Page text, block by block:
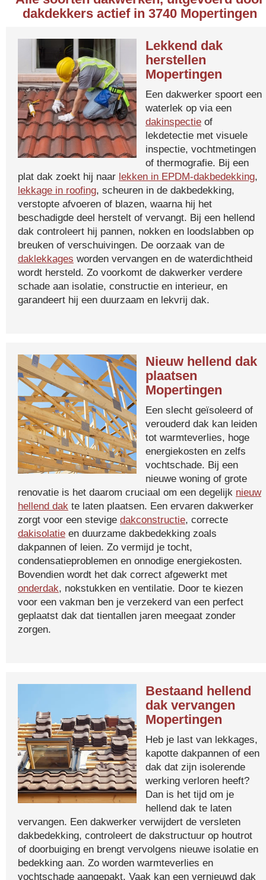
dakdekkers actief in 3740 Mopertingen
Lekkend dak
herstellen
Mopertingen
Een dakwerker spoort een
waterlek op via een
dakinspectie of
lekdetectie met visuele
inspectie, vochtmetingen
of thermografie. Bij een
plat dak zoekt hij naar lekken in EPDM-dakbedekking,
lekkage in roofing, scheuren in de dakbedekking,
verstopte afvoeren of blazen, waarna hij het
beschadigde deel herstelt of vervangt. Bij een hellend
dak controleert hij pannen, nokken en loodslabben op
breuken of verschuivingen. De oorzaak van de
daklekkages worden vervangen en de waterdichtheid
wordt hersteld. Zo voorkomt de dakwerker verdere
schade aan isolatie, constructie en interieur, en
garandeert hij een duurzaam en lekvrij dak.
Nieuw hellend dak
plaatsen
Mopertingen
Een slecht geïsoleerd of
verouderd dak kan leiden
tot warmteverlies, hoge
energiekosten en zelfs
vochtschade. Bij een
nieuwe woning of grote
renovatie is het daarom cruciaal om een degelijk nieuw
hellend dak te laten plaatsen. Een ervaren dakwerker
zorgt voor een stevige dakconstructie, correcte
dakisolatie en duurzame dakbedekking zoals
dakpannen of leien. Zo vermijd je tocht,
condensatieproblemen en onnodige energiekosten.
Bovendien wordt het dak correct afgewerkt met
onderdak, nokstukken en ventilatie. Door te kiezen
voor een vakman ben je verzekerd van een perfect
geplaatst dak dat tientallen jaren meegaat zonder
zorgen.
Bestaand hellend
dak vervangen
Mopertingen
Heb je last van lekkages,
kapotte dakpannen of een
dak dat zijn isolerende
werking verloren heeft?
Dan is het tijd om je
hellend dak te laten
vervangen. Een dakwerker verwijdert de versleten
dakbedekking, controleert de dakstructuur op houtrot
of doorbuiging en brengt vervolgens nieuwe isolatie en
bedekking aan. Zo worden warmteverlies en
vochtschade aangepakt. Vaak kan een vernieuwd dak